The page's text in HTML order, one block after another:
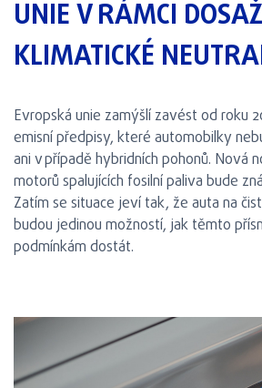
UNIE V RÁMCI
KLIMATICKÉ
Evropská unie zamýšlí zavést od roku
emisní předpisy, které automobilky
ani v případě hybridních pohonů. Nová
motorů spalujících fosilní paliva bude
Zatím se situace jeví tak, že auta na
budou jedinou možností, jak těmto
podmínkám dostát.